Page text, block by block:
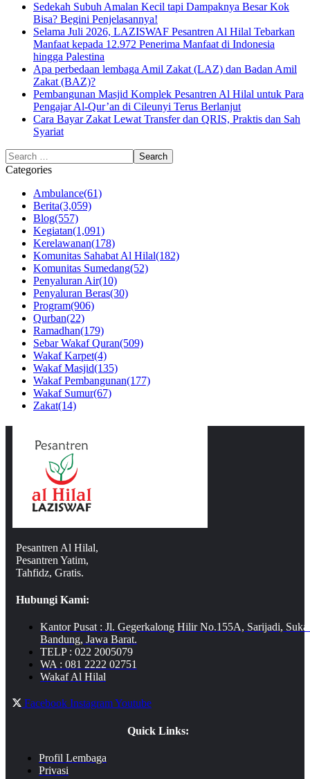
Sedekah Subuh Amalan Kecil tapi Dampaknya Besar Kok
Bisa? Begini Penjelasannya!
Selama Juli 2026, LAZISWAF Pesantren Al Hilal Tebarkan
Manfaat kepada 12.972 Penerima Manfaat di Indonesia
hingga Palestina
Apa perbedaan lembaga Amil Zakat (LAZ) dan Badan Amil
Zakat (BAZ)?
Pembangunan Masjid Komplek Pesantren Al Hilal untuk Para
Pengajar Al-Qur’an di Cileunyi Terus Berlanjut
Cara Bayar Zakat Lewat Transfer dan QRIS, Praktis dan Sah
Syariat
Categories
Ambulance(61)
Berita(3,059)
Blog(557)
Kegiatan(1,091)
Kerelawanan(178)
Komunitas Sahabat Al Hilal(182)
Komunitas Sumedang(52)
Penyaluran Air(10)
Penyaluran Beras(30)
Program(906)
Qurban(22)
Ramadhan(179)
Sebar Wakaf Quran(509)
Wakaf Karpet(4)
Wakaf Masjid(135)
Wakaf Pembangunan(177)
Wakaf Sumur(67)
Zakat(14)
Pesantren Al Hilal,
Pesantren Yatim,
Tahfidz, Gratis.
Hubungi Kami:
Kantor Pusat : Jl. Gegerkalong Hilir No.155A, Sarijadi,
Bandung, Jawa Barat.
TELP : 022 2005079
WA : 081 2222 02751
Wakaf Al Hilal
Facebook InstagramYoutube
Quick Links:
Profil Lembaga
Privasi